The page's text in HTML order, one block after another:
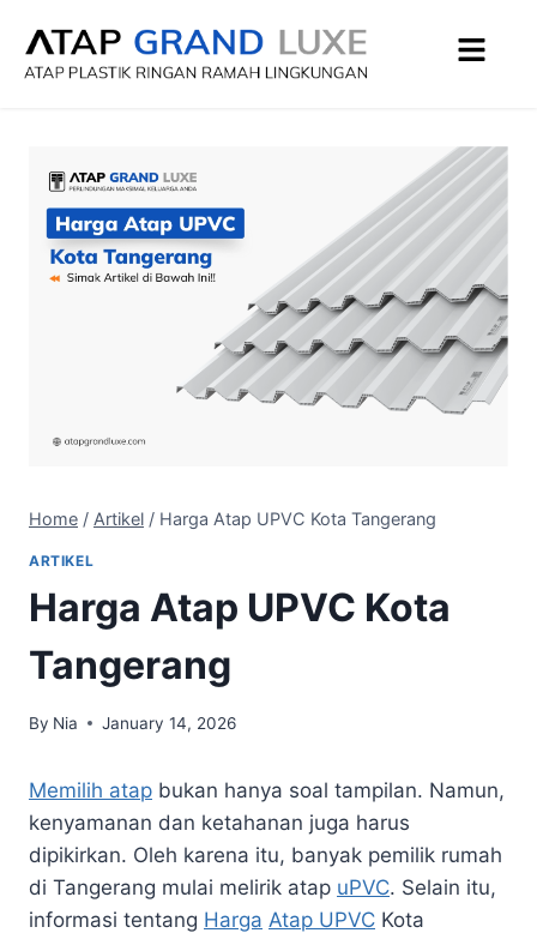
Home / Artikel / Harga Atap UPVC Kota Tangerang
ARTIKEL
Harga Atap UPVC Kota
Tangerang
By Nia January 14, 2026
Memilih atap bukan hanya soal tampilan. Namun,
kenyamanan dan ketahanan juga harus
dipikirkan. Oleh karena itu, banyak pemilik rumah
di Tangerang mulai melirik atap uPVC. Selain itu,
informasi tentang Harga Atap UPVC Kota